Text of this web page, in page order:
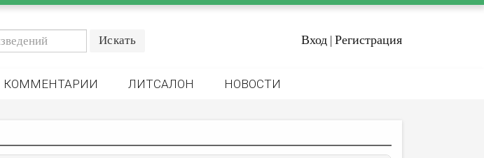
Вход | Регистрация
КОММЕНТАРИИ ЛИТСАЛОН НОВОСТИ